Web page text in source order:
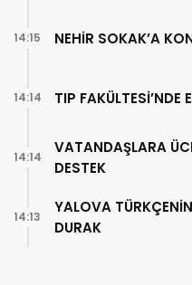
NEHİR SOKAK’A
14:15
TIP FAKÜLTESİ’NDE
14:14
VATANDAŞLARA
DESTEK
14:14
YALOVA
DURAK
14:13